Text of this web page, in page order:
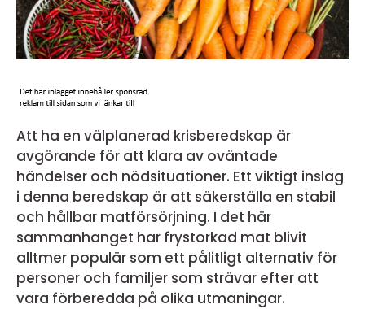
Att ha en välplanerad krisberedskap är
avgörande för att klara av oväntade
händelser och nödsituationer. Ett viktigt inslag
i denna beredskap är att säkerställa en stabil
och hållbar matförsörjning. I det här
sammanhanget har frystorkad mat blivit
alltmer populär som ett pålitligt alternativ för
personer och familjer som strävar efter att
vara förberedda på olika utmaningar.